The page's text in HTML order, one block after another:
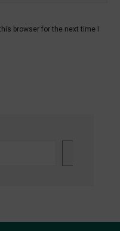
browser for the next time I